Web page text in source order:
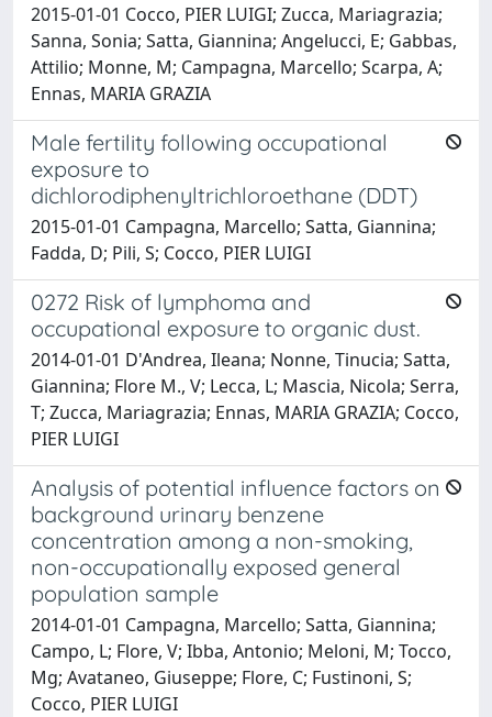
2015-01-01 Cocco, PIER LUIGI; Zucca, Mariagrazia;
Sanna, Sonia; Satta, Giannina; Angelucci, E; Gabbas,
Attilio; Monne, M; Campagna, Marcello; Scarpa, A;
Ennas, MARIA GRAZIA
Male fertility following occupational
exposure to
dichlorodiphenyltrichloroethane (DDT)
2015-01-01 Campagna, Marcello; Satta, Giannina;
Fadda, D; Pili, S; Cocco, PIER LUIGI
0272 Risk of lymphoma and
occupational exposure to organic dust.
2014-01-01 D'Andrea, Ileana; Nonne, Tinucia; Satta,
Giannina; Flore M., V; Lecca, L; Mascia, Nicola; Serra,
T; Zucca, Mariagrazia; Ennas, MARIA GRAZIA; Cocco,
PIER LUIGI
Analysis of potential influence factors on
background urinary benzene
concentration among a non-smoking,
non-occupationally exposed general
population sample
2014-01-01 Campagna, Marcello; Satta, Giannina;
Campo, L; Flore, V; Ibba, Antonio; Meloni, M; Tocco,
Mg; Avataneo, Giuseppe; Flore, C; Fustinoni, S;
Cocco, PIER LUIGI